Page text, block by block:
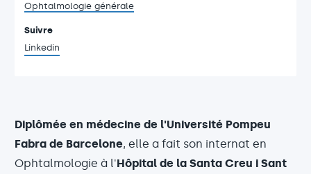
Ophtalmologie générale
Suivre
Linkedin
Diplômée en médecine de l'Université Pompeu
Fabra de Barcelone, elle a fait son internat en
Ophtalmologie à l'Hôpital de la Santa Creu i Sant